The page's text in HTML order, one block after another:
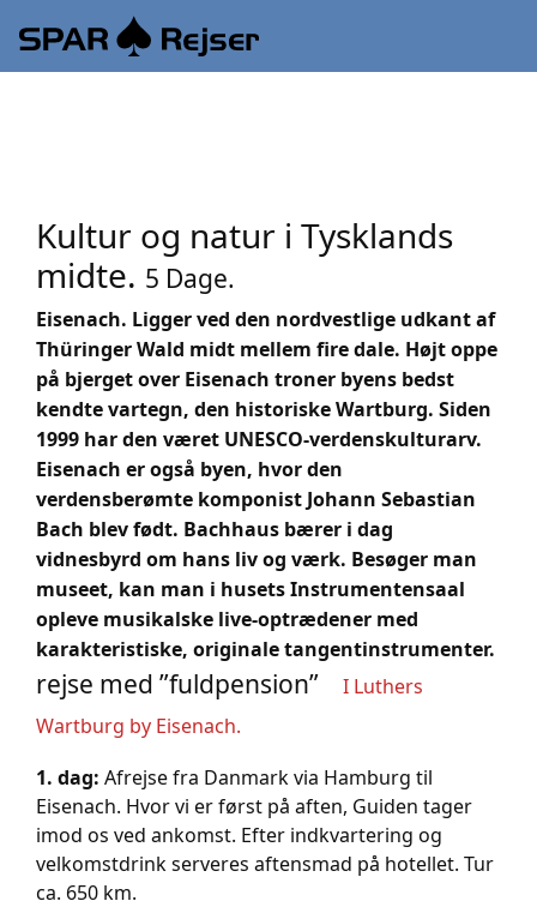
Spring til hovedindhold
Kultur og natur i Tysklands
midte. 5 Dage.
Eisenach. Ligger ved den nordvestlige udkant af
Thüringer Wald midt mellem fire dale. Højt oppe
på bjerget over Eisenach troner byens bedst
kendte vartegn, den historiske Wartburg. Siden
1999 har den været UNESCO-verdenskulturarv.
Eisenach er også byen, hvor den
verdensberømte komponist Johann Sebastian
Bach blev født. Bachhaus bærer i dag
vidnesbyrd om hans liv og værk. Besøger man
museet, kan man i husets Instrumentensaal
opleve musikalske live-optrædener med
karakteristiske, originale tangentinstrumenter.
rejse med ”fuldpension”
I Luthers
Wartburg by Eisenach.
1. dag: Afrejse fra Danmark via Hamburg til
Eisenach. Hvor vi er først på aften, Guiden tager
imod os ved ankomst. Efter indkvartering og
velkomstdrink serveres aftensmad på hotellet. Tur
ca. 650 km.